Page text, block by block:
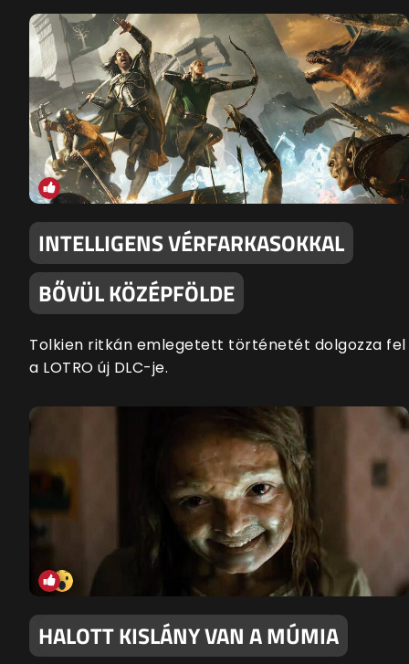
INTELLIGENS VÉRFARKASOKKAL
BŐVÜL KÖZÉPFÖLDE
Tolkien ritkán emlegetett történetét dolgozza fel
a LOTRO új DLC-je.
HALOTT KISLÁNY VAN A MÚMIA